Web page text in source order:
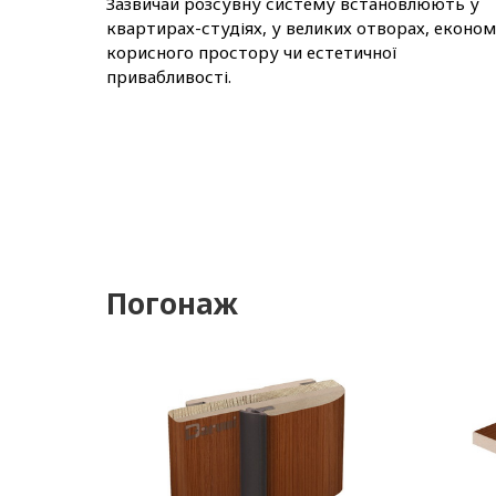
квартирах-студіях, у великих отворах,
корисного простору чи естетичної
привабливості.
Погонаж